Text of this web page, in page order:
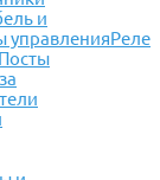
и
управленияРеле
Посты